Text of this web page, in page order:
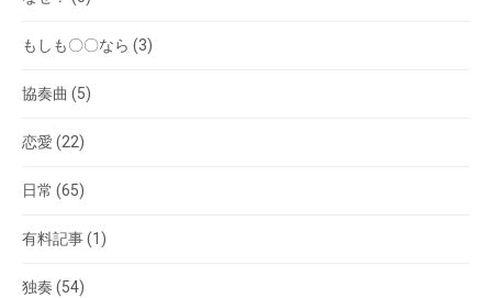
もしも〇〇なら (3)
協奏曲 (5)
恋愛 (22)
日常 (65)
有料記事(1)
独奏 (54)